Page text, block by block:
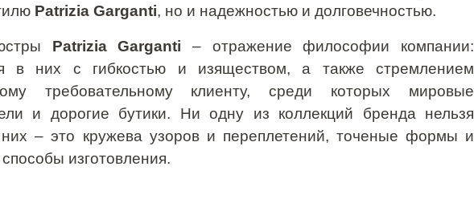
Patrizia Garganti, но и надежностью и долговечностью.
Patrizia Garganti – отражение фи­лософии компании:
в них с гибкостью и изяществом, а также стремлением
требовательному клиенту, среди которых мировые
и дорогие бутики. Ни одну из коллекций бренда нельзя
– это кружева узоров и переплетений, точеные формы и
изготовления.